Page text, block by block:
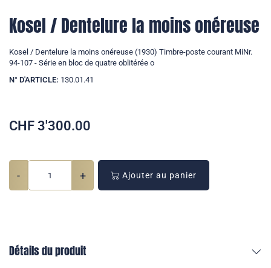
Kosel / Dentelure la moins onéreuse
Kosel / Dentelure la moins onéreuse (1930) Timbre-poste courant MiNr.
94-107 - Série en bloc de quatre oblitérée o
N° D'ARTICLE: 130.01.41
CHF 3'300.00
- + Ajouter au panier
Détails du produit